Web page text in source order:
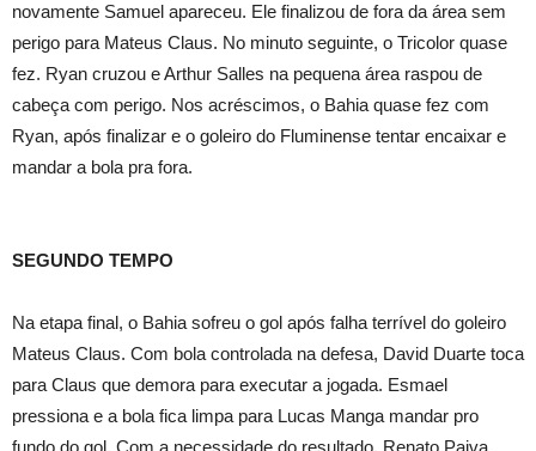
novamente Samuel apareceu. Ele finalizou de fora da área sem
perigo para Mateus Claus. No minuto seguinte, o Tricolor quase
fez. Ryan cruzou e Arthur Salles na pequena área raspou de
cabeça com perigo. Nos acréscimos, o Bahia quase fez com
Ryan, após finalizar e o goleiro do Fluminense tentar encaixar e
mandar a bola pra fora.
SEGUNDO TEMPO
Na etapa final, o Bahia sofreu o gol após falha terrível do goleiro
Mateus Claus. Com bola controlada na defesa, David Duarte toca
para Claus que demora para executar a jogada. Esmael
pressiona e a bola fica limpa para Lucas Manga mandar pro
fundo do gol. Com a necessidade do resultado, Renato Paiva